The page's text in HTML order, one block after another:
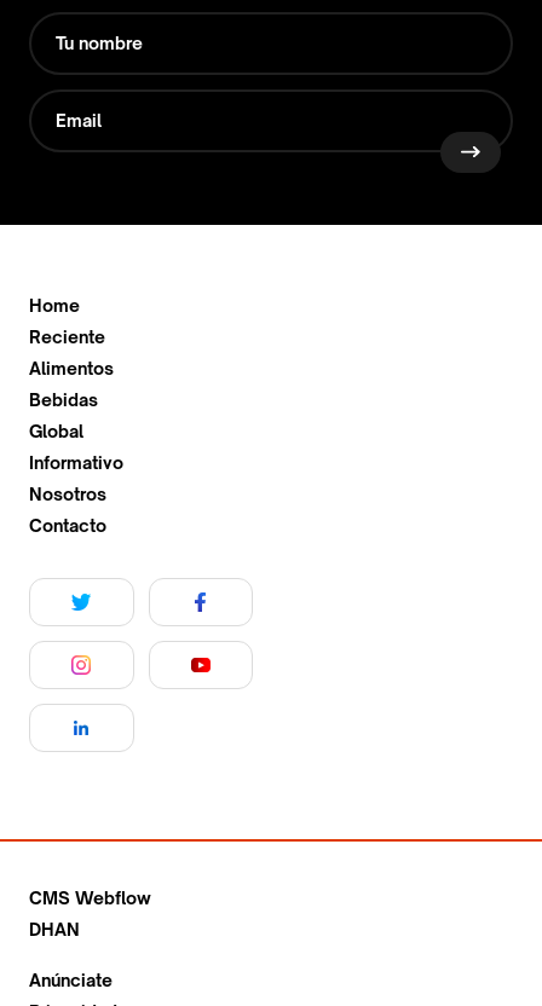
Home
Reciente
Alimentos
Bebidas
Global
Informativo
Nosotros
Contacto
CMS Webflow
DHAN
Anúnciate